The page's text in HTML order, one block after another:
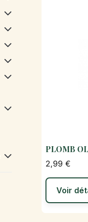
PLOMB
2,99 €
Voir